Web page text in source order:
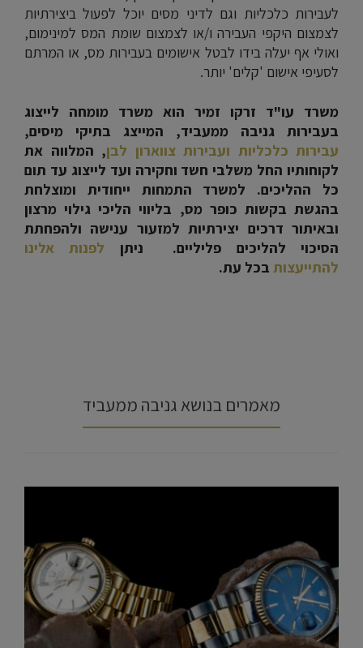
לעבירות כלכליות וגם לדיני מסים יוכל לפעול ביצירתיות
לצמצום היקפי העבירה ו/או לצמצום שומת המס למינימום,
ואולי אף יעלה בידו לבטל אישומים בעבירות מס, או המרתם
לסעיפי אישום 'קלים' יותר.
משרד עו"ד זרקו זמיר הוא משרד מומחה לייצוג
בעבירות גניבה ממעביד, המייצג בתיקי מיסים,
עבירות כלכליות ועבירות צווארון לבן, המלווה את
לקוחותיו החל משלבי חשד וחקירה ועד לייצוג עד תום
כל ההליכים. למשרד התמחות ייחודית ומוצלחת
בהגשת בקשות כופר מס, בליווי הליכי גילוי מרצון
ובאיתור דרכים יצירתיות למזעור ענישה ולהפחתת
הסיכוי להליכים פליליים. ניתן לפנות אלינו
להתייעצות בכל עת.
מאמרים בנושא גניבה ממעביד